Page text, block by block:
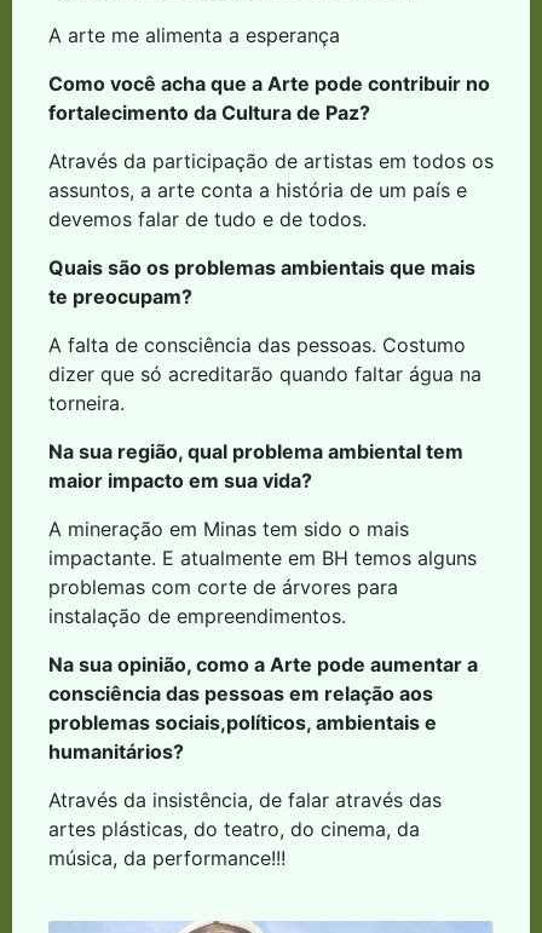
A arte me alimenta a esperança
Como você acha que a Arte pode contribuir no
fortalecimento da Cultura de Paz?
Através da participação de artistas em todos os
assuntos, a arte conta a história de um país e
devemos falar de tudo e de todos.
Quais são os problemas ambientais que mais
te preocupam?
A falta de consciência das pessoas. Costumo
dizer que só acreditarão quando faltar água na
torneira.
Na sua região, qual problema ambiental tem
maior impacto em sua vida?
A mineração em Minas tem sido o mais
impactante. E atualmente em BH temos alguns
problemas com corte de árvores para
instalação de empreendimentos.
Na sua opinião, como a Arte pode aumentar a
consciência das pessoas em relação aos
problemas sociais,políticos, ambientais e
humanitários?
Através da insistência, de falar através das
artes plásticas, do teatro, do cinema, da
música, da performance!!!